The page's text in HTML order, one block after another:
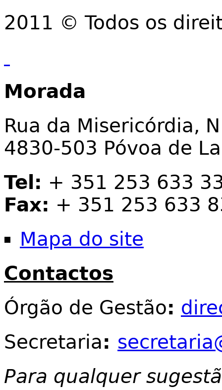
2011 © Todos os
Morada
Rua da Misericórdia,
4830-503 Póvoa de
Tel: + 351 253 633
Fax: + 351 253 633
Mapa do site
Contactos
Órgão de Gestão:
Secretaria:
Para qualquer